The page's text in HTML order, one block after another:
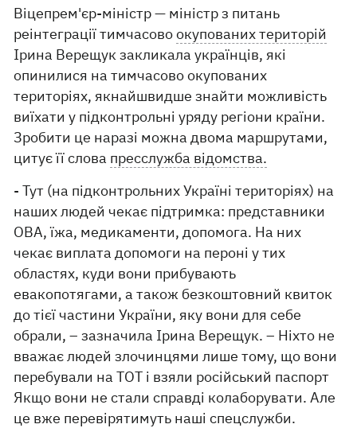
Віцепрем'єр-міністр — міністр з питань
реінтеграції тимчасовоокупованих територій
Ірина Верещук закликала українців, які
опинилися на тимчасово окупованих
територіях, якнайшвидше знайти можливість
виїхати у підконтрольні уряду регіони країни.
Зробити це наразі можна двома маршрутами,
цитує її слова пресслужба відомства.
- Тут (на підконтрольних Україні територіях) на
наших людей чекає підтримка: представники
ОВА, їжа, медикаменти, допомога. На них
чекає виплата допомоги на пероні у тих
областях, куди вони прибувають
евакопотягами, а також безкоштовний квиток
до тієї частини України, яку вони для себе
обрали, – зазначила Ірина Верещук. – Ніхто не
вважає людей злочинцями лише тому, що вони
перебували на ТОТ і взяли російський паспорт
Якщо вони не стали справді колаборувати. Але
це вже перевірятимуть наші спецслужби.